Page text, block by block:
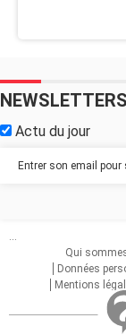
NEWSLETTERS
Actu du jour
...
Qui
Données
Mentions